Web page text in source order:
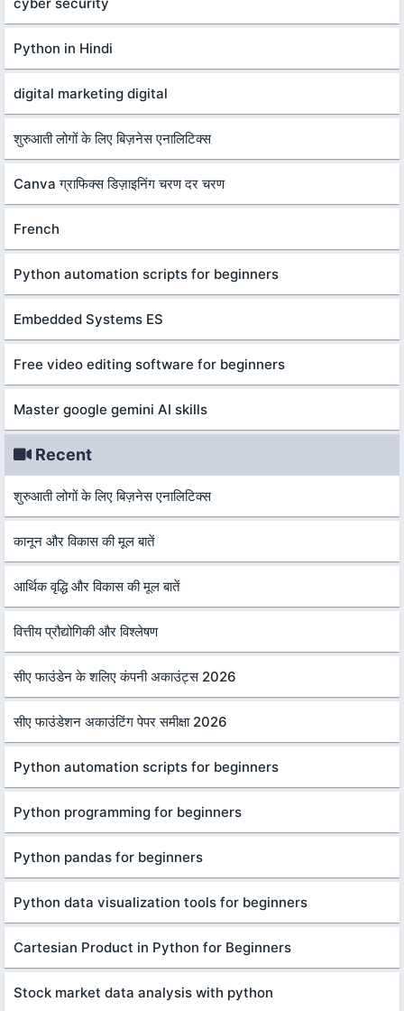
Python in Hindi
digital marketing digital
शुरुआती लोगों के लिए बिज़नेस एनालिटिक्स
Canva ग्राफिक्स डिज़ाइनिंग चरण दर चरण
French
Python automation scripts for beginners
Embedded Systems ES
Free video editing software for beginners
Master google gemini AI skills
Recent
शुरुआती लोगों के लिए बिज़नेस एनालिटिक्स
कानून और विकास की मूल बातें
आर्थिक वृद्धि और विकास की मूल बातें
वित्तीय प्रौद्योगिकी और विश्लेषण
सीए फाउंडेन के शलिए कंपनी अकाउंट्स 2026
सीए फाउंडेशन अकाउंटिंग पेपर समीक्षा 2026
Python automation scripts for beginners
Python programming for beginners
Python pandas for beginners
Python data visualization tools for beginners
Cartesian Product in Python for Beginners
Stock market data analysis with python